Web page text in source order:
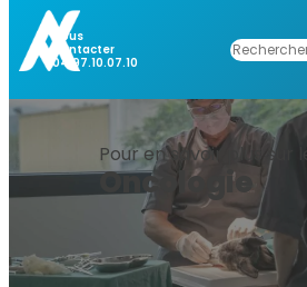
Aller
contenu
Nous
Contacter
04.97.10.07.10
Pour en savoir plus sur
Oncologie